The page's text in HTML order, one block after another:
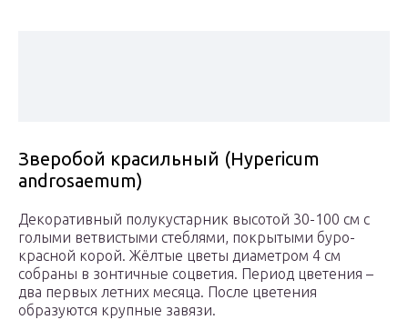
Зверобой красильный (Hypericum
androsaemum)
Декоративный полукустарник высотой 30-100 см с
голыми ветвистыми стеблями, покрытыми буро-
красной корой. Жёлтые цветы диаметром 4 см
собраны в зонтичные соцветия. Период цветения –
два первых летних месяца. После цветения
образуются крупные завязи.